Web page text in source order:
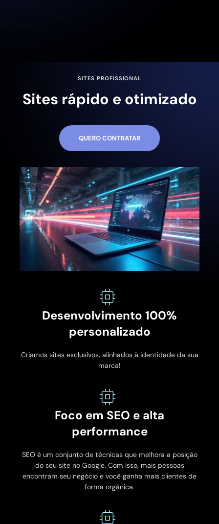
SITES PROFISSIONAL
Sites rápido e otimizado
QUERO CONTRATAR
Desenvolvimento 100%
personalizado
Criamos sites exclusivos, alinhados à identidade da sua
marca!
Foco em SEO e alta
performance
SEO é um conjunto de técnicas que melhora a posição
do seu site no Google. Com isso, mais pessoas
encontram seu negócio e você ganha mais clientes de
forma orgânica.